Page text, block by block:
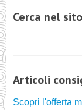
Cerca nel sito
Articoli
Scopri l'offerta